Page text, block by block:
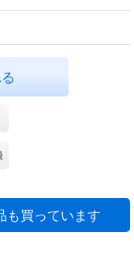
も買っています